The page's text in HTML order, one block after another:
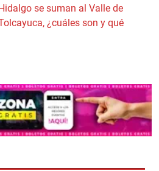
se suman al Valle de
¿cuáles son y qué